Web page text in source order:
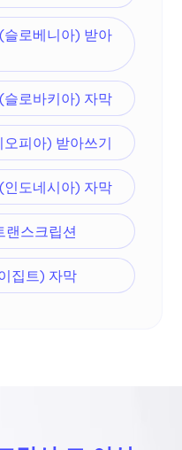
로베니아) 받아
로바키아) 자막
피아) 받아쓰기
도네시아) 자막
랜스크립션
집트) 자막